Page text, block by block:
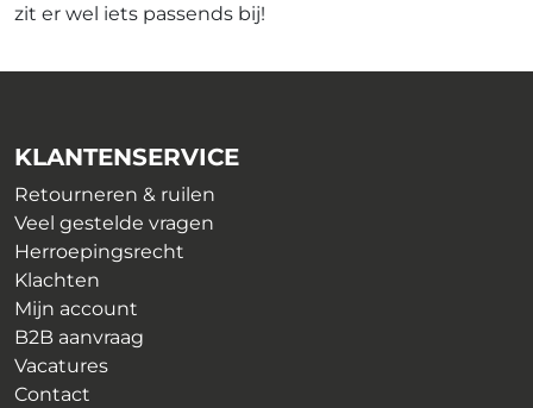
zit er wel iets passends bij!
KLANTENSERVICE
Retourneren & ruilen
Veel gestelde vragen
Herroepingsrecht
Klachten
Mijn account
B2B aanvraag
Vacatures
Contact